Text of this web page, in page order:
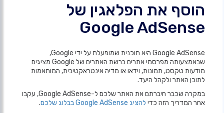
הוסף את הפלאגין של
Google AdSense
Google AdSense היא תוכנית שמופעלת על ידי Google,
שבאמצעותה מפרסמי אתרים ברשת האתרים של Google מציגים
מודעות טקסט, תמונות, וידאו או מדיה אינטראקטיבית, המותאמות
לתוכן האתר ולקהל היעד.
במקרה שכבר חיברתם את האתר שלכם ל-Google AdSense, עקבו
אחר המדריך הזה כדי להציג Google AdSense בבלוג שלכם .